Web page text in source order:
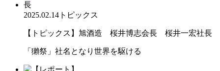
2025.02.14 トピックス
【トピックス】旭酒造 桜井博志会長 桜井一宏社長
「獺祭」社名となり世界を駆ける